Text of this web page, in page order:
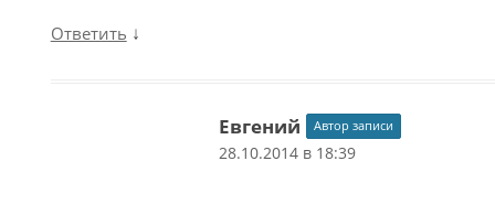
Ответить ↓
Евгений Автор записи
28.10.2014 в 18:39